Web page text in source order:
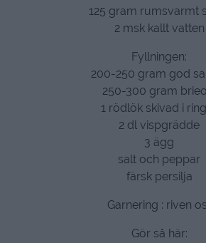
125 gram rumsvarmt
2 msk kallt vatten
Fyllningen:
200-250 gram god
250-300 gram
1 rödlök skivad i
2 dl vispgrädde
3 ägg
salt och peppar
färsk persilja
Garnering : riven
Gör så här: